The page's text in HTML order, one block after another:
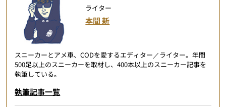
ライター
本間 新
スニーカーとアメ車、CODを愛するエディター／ライター。年間
500足以上のスニーカーを取材し、400本以上のスニーカー記事を
執筆している。
執筆記事一覧